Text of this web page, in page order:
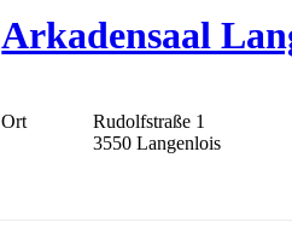
Arkadensaal
Ort
Rudolfstraße 1
3550 Langenlois